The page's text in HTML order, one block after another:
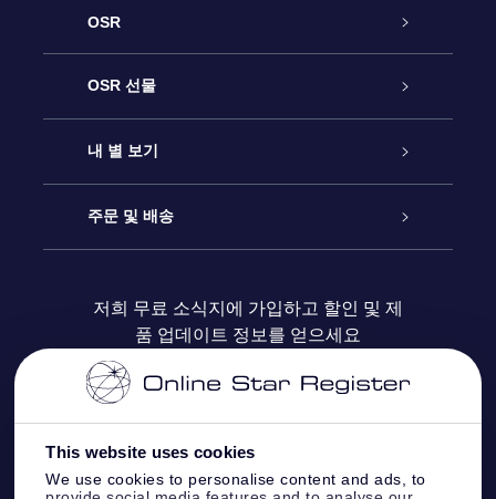
This website uses cookies
We use cookies to personalise content and ads, to
OSR
고객 서비스
연락처
블로그
OSR 선물
온라인 별 선물
OSR 선물 팩
OSR 상품권
기업 선물
내 별 보기
Star Register
맞춤 별 페이지
One Million Stars
주문 및 배송
결제 정보
배송 정보
환불 정책
저희 무료 소식지에 가입하고 할인 및 제
품 업데이트 정보를 얻으세요